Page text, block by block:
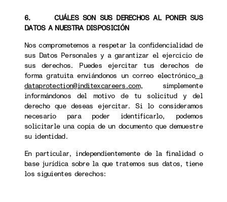
6. CUÁLES SON SUS DERECHOS AL PONER SUS
DATOS A NUESTRA DISPOSICIÓN
Nos comprometemos a respetar la confidencialidad de
sus Datos Personales y a garantizar el ejercicio de
sus derechos. Puedes ejercitar tus derechos de
forma gratuita enviándonos un correo electrónicoa
dataprotection@inditexcareers.com, simplemente
informándonos del motivo de tu solicitud y del
derecho que deseas ejercitar. Si lo consideramos
necesario para poder identificarlo, podemos
solicitarle una copia de un documento que demuestre
su identidad.
En particular, independientemente de la finalidad o
base jurídica sobre la que tratemos sus datos, tiene
los siguientes derechos: